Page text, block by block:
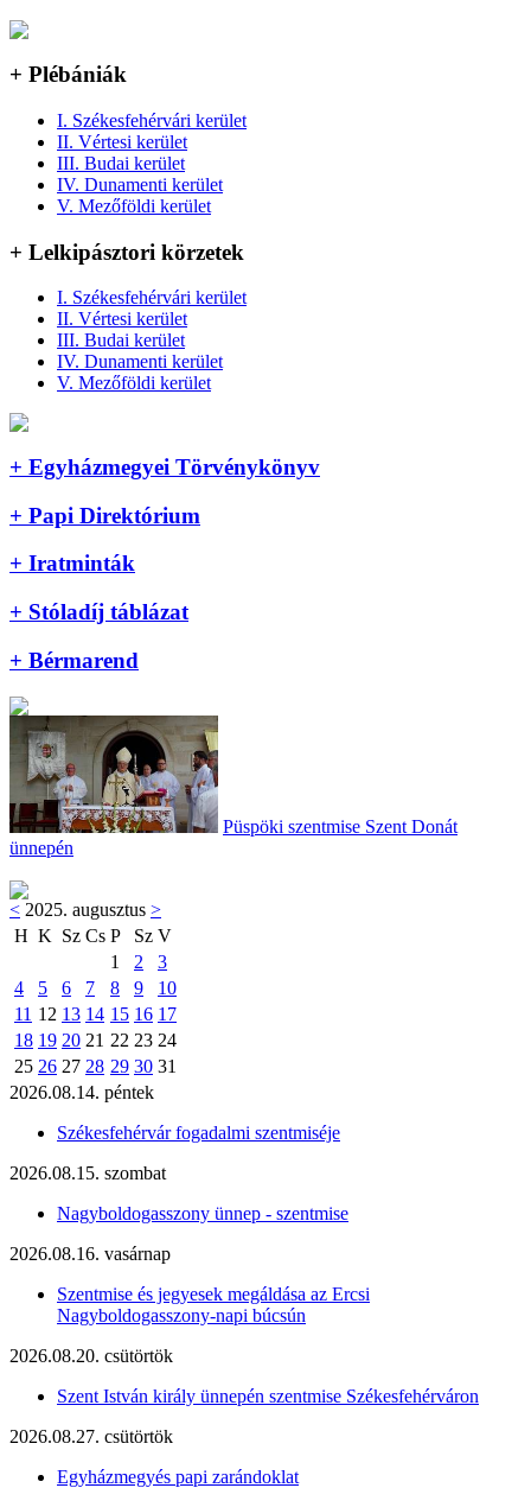
+ Plébániák
I. Székesfehérvári kerület
II. Vértesi kerület
III. Budai kerület
IV. Dunamenti kerület
V. Mezőföldi kerület
+ Lelkipásztori körzetek
I. Székesfehérvári kerület
II. Vértesi kerület
III. Budai kerület
IV. Dunamenti kerület
V. Mezőföldi kerület
+ Egyházmegyei Törvénykönyv
+ Papi Direktórium
+ Iratminták
+ Stóladíj táblázat
+ Bérmarend
Püspöki szentmise Szent Donát
ünnepén
< 2025. augusztus >
H K Sz Cs P Sz V
1
2
3
4
5 6 7 8 9
10
11 12 13 14 15 16 17
18 19 20 21 22 23 24
25 26 27 28 29 30 31
2026.08.14. péntek
Székesfehérvár fogadalmi szentmiséje
2026.08.15. szombat
Nagyboldogasszony ünnep - szentmise
2026.08.16. vasárnap
Szentmise és jegyesek megáldása az Ercsi
Nagyboldogasszony-napi búcsún
2026.08.20. csütörtök
Szent István király ünnepén szentmise Székesfehérváron
2026.08.27. csütörtök
Egyházmegyés papi zarándoklat